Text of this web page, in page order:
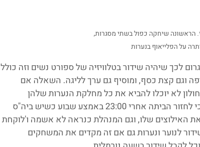
הראשונה שיחקה כפול בשתי מסגרות,
על הפלייאוף בנערות
לכך שיהיה שידור בטלוויזיה של ספורט נשים וזה כולל
וגם קצת כסף, ומוסיף גם ערך לליגה. השאלה אם
לא יוכלו להביא את כל מחלקת הנערות שלהן
למשחקים, כי 21:00 זאת שעה מאוחר עבורן. כי לחזור הביתה אחרי 23:00 באמצע שבוע כשיש ביה"ס
האילוצים שלו, וגם המנהלת כנראה לא אשמה ו'לוקחת
לנוער ונערות גם אם זה מקדים את המשחקים